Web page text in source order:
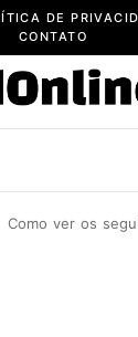
DE
CONTATO
Como ver os